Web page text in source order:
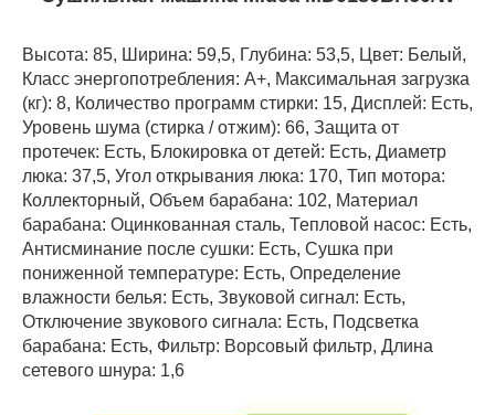
Высота: 85, Ширина: 59,5, Глубина: 53,5, Цвет: Белый,
Класс энергопотребления: A+, Максимальная загрузка
(кг): 8, Количество программ стирки: 15, Дисплей: Есть,
Уровень шума (стирка / отжим): 66, Защита от
протечек: Есть, Блокировка от детей: Есть, Диаметр
люка: 37,5, Угол открывания люка: 170, Тип мотора:
Коллекторный, Объем барабана: 102, Материал
барабана: Оцинкованная сталь, Тепловой насос: Есть,
Антисминание после сушки: Есть, Сушка при
пониженной температуре: Есть, Определение
влажности белья: Есть, Звуковой сигнал: Есть,
Отключение звукового сигнала: Есть, Подсветка
барабана: Есть, Фильтр: Ворсовый фильтр, Длина
сетевого шнура: 1,6